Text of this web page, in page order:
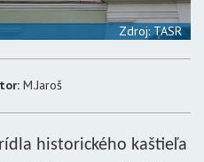
Zdroj: TASR
M.Jaroš
historického kaštieľa